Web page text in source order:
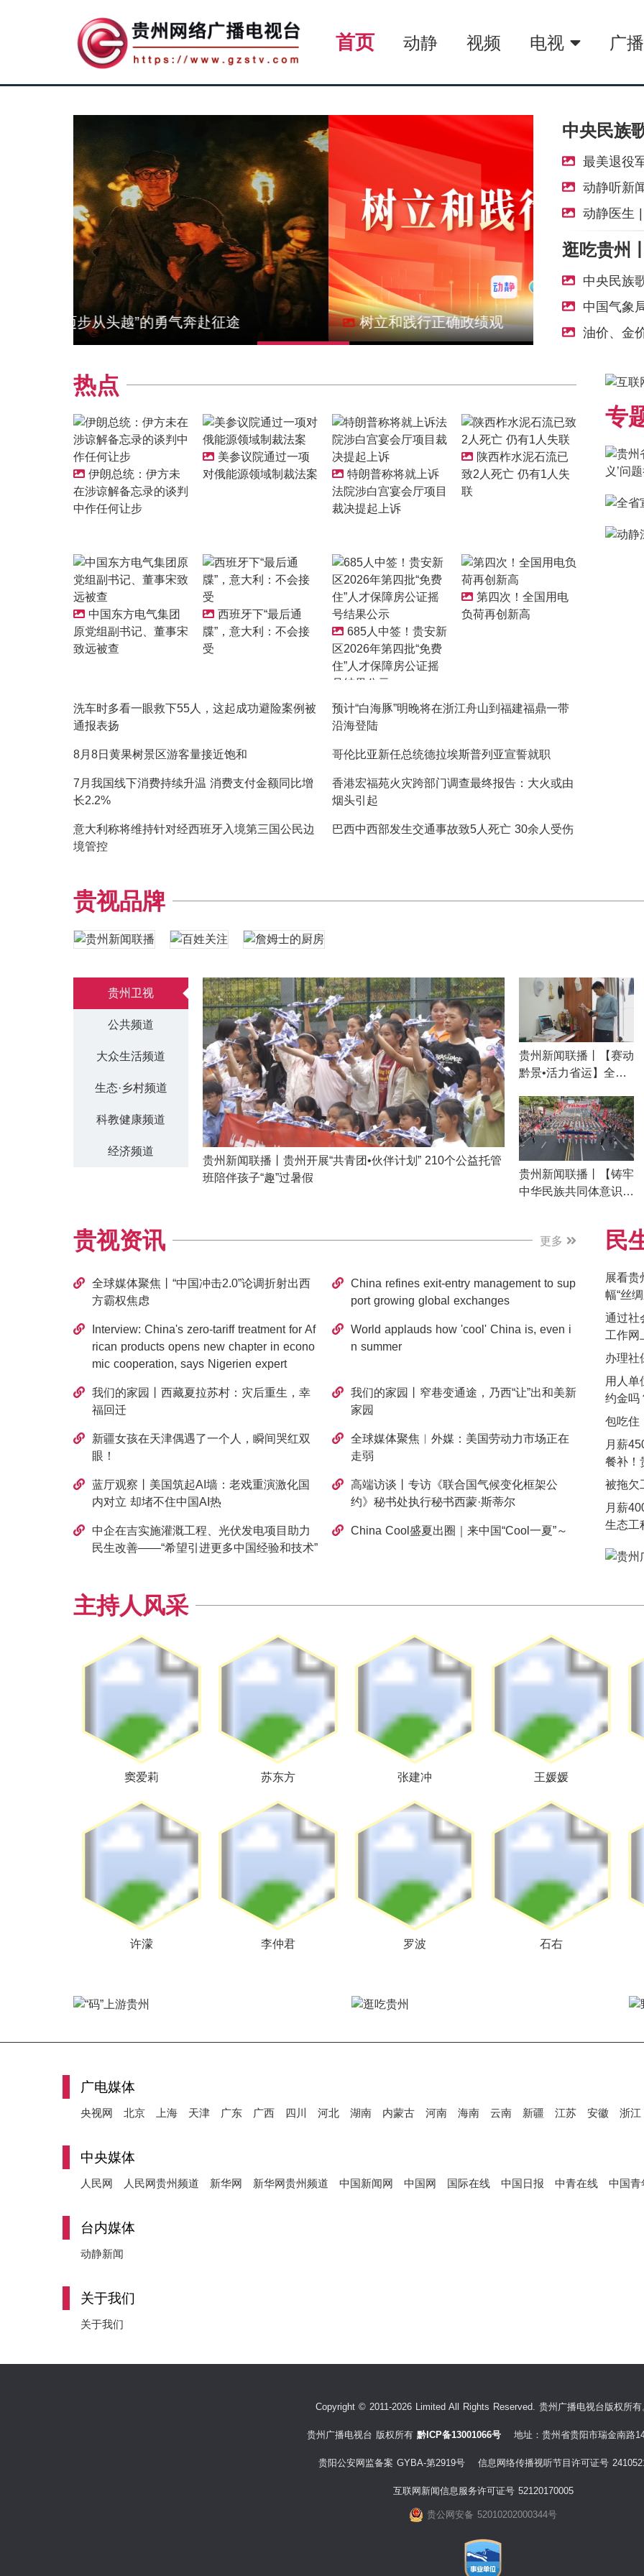
首页 动静 视频 电视 广
树立和践行正确政绩观
最美退役军
动静听新闻丨省运会+州庆70周年“双喜
动静医生
中央民族歌
中国气象
油价、金
热点
伊朗总统：伊方未
在涉谅解备忘录的谈判
中作任何让步
美参议院通过一项
对俄能源领域制裁法案
特朗普称将就上诉
法院涉白宫宴会厅项目
裁决提起上诉
陕西柞水泥石流已
致2人死亡 仍有1人失
联
中国东方电气集团
原党组副书记、董事宋
致远被查
西班牙下“最后通
牒”，意大利：不会接
受
685人中签！贵安新
区2026年第四批“免费
住”人才保障房公证摇
号结果公示
第四次！全国用电
负荷再创新高
洗车时多看一眼救下55人，这起成功避险案例被
通报表扬
预计“白海豚”明晚将在浙江舟山到福建福鼎一带
沿海登陆
8月8日黄果树景区游客量接近饱和 哥伦比亚新任总统德拉埃斯普列亚宣誓就职
7月我国线下消费持续升温 消费支付金额同比增
长2.2%
香港宏福苑火灾跨部门调查最终报告：大火或由
烟头引起
意大利称将维持针对经西班牙入境第三国公民边
境管控
巴西中西部发生交通事故致5人死亡 30余人受伤
专
贵视品牌
贵州卫视
公共频道
大众生活频道
生态·乡村频道
科教健康频道
经济频道
贵州新闻联播丨贵州开展“共青团•伙伴计划” 210个公益托管
班陪伴孩子“趣”过暑假
贵州新闻联播丨【赛动
黔景•活力省运】全国
丰配友：一步步靠近亚
洲纪录
贵州新闻联播丨【铸牢
中华民族共同体意识模
大巡游 感恩奋进七十
贵视资讯 更多
全球媒体聚焦丨“中国冲击2.0”论调折射出西
方霸权焦虑
China refines exit-entry management to sup
port growing global exchanges
Interview: China's zero-tariff treatment for Af
rican products opens new chapter in econo
mic cooperation, says Nigerien expert
World applauds how 'cool' China is, even i
n summer
我们的家园丨西藏夏拉苏村：灾后重生，幸
福回迁
我们的家园丨窄巷变通途，乃西“让”出和美新
家园
新疆女孩在天津偶遇了一个人，瞬间哭红双
眼！
全球媒体聚焦︱外媒：美国劳动力市场正在
走弱
蓝厅观察丨美国筑起AI墙：老戏重演激化国
内对立 却堵不住中国AI热
高端访谈丨专访《联合国气候变化框架公
约》秘书处执行秘书西蒙·斯蒂尔
中企在吉实施灌溉工程、光伏发电项目助力
民生改善——“希望引进更多中国经验和技术”
China Cool盛夏出圈｜来中国“Cool一夏”～
民
展看贵
幅“丝
通过社
工作网
办理社
用人单
约金吗
包吃住
月薪
餐补！
被拖欠
月薪
生态工
主持人风采
窦爱莉 苏东方 张建冲 王媛媛
许濛 李仲君 罗波 石右
广电媒体
央视网 北京 上海 天津 广东 广西 四川 河北 湖南 内蒙古 河南 海南 云南 新疆 江苏 安徽 浙江
中央媒体
人民网 人民网贵州频道 新华网 新华网贵州频道 中国新闻网 中国网 国际在线 中国日报 中青在线 中国青
台内媒体
动静新闻
关于我们
关于我们
Copyright © 2011-2026 Limited All Rights Reserved. 贵州广播电视台版权所有
贵州广播电视台 版权所有 黔ICP备13001066号地址：贵州省贵阳市瑞金南路
贵阳公安网监备案 GYBA-第2919号 信息网络传播视听节目许可证号
互联网新闻信息服务许可证号 52120170005
贵公网安备 52010202000344号